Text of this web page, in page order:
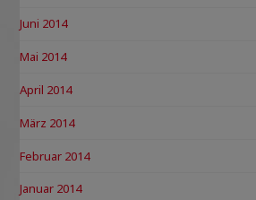
Juni 2014
Mai 2014
April 2014
März 2014
Februar 2014
Januar 2014